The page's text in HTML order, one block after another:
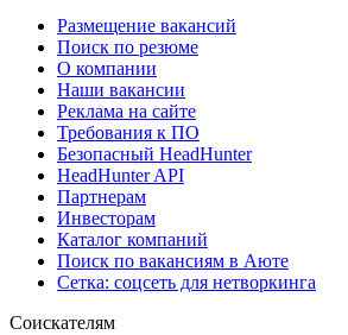
Размещение вакансий
Поиск по резюме
О компании
Наши вакансии
Реклама на сайте
Требования к ПО
Безопасный HeadHunter
HeadHunter API
Партнерам
Инвесторам
Каталог компаний
Поиск по вакансиям в Аюте
Сетка: соцсеть для нетворкинга
Соискателям